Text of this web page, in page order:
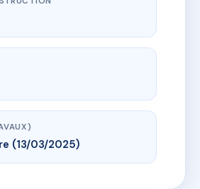
(13/03/2025)